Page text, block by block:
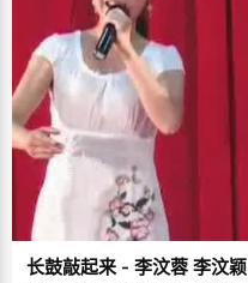
长鼓敲起来 - 李汶蓉 李汶颖